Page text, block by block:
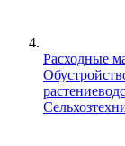
Расходные